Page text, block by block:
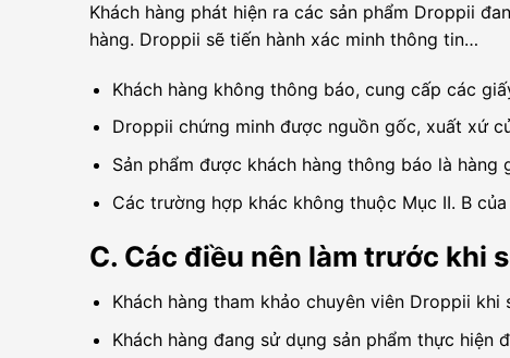
Khách hàng phát hiện ra các sản phẩm Droppii
hàng. Droppii sẽ tiến hành xác minh thông tin…
Khách hàng không thông báo, cung cấp các
Droppii chứng minh được nguồn gốc, xuất xứ
Sản phẩm được khách hàng thông báo là
Các trường hợp khác không thuộc Mục II. B
C. Các điều nên làm trước khi
Khách hàng tham khảo chuyên viên Droppii
Khách hàng đang sử dụng sản phẩm thực hiện